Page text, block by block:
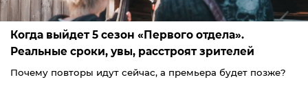
Когда выйдет 5 сезон «Первого отдела».
Реальные сроки, увы, расстроят зрителей
Почему повторы идут сейчас, а премьера будет позже?